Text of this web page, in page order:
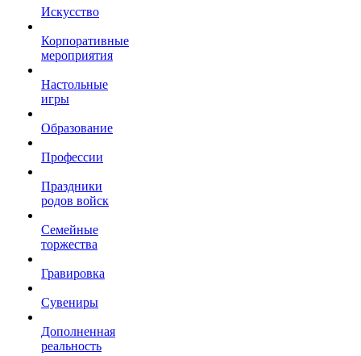
Искусство
Корпоративные
мероприятия
Настольные
игры
Образование
Профессии
Праздники
родов войск
Семейные
торжества
Гравировка
Сувениры
Дополненная
реальность